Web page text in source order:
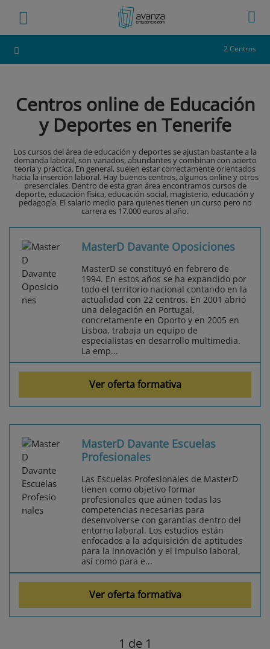
2 Centros
Centros online de Educación
y Deportes en Tenerife
Los cursos del área de educación y deportes se ajustan bastante a la
demanda laboral, son variados, abundantes y combinan con acierto
teoría y práctica. En general, suelen estar correctamente orientados
hacia la inserción laboral. Hay buenos centros, algunos online y otros
presenciales. Dentro de esta gran área encontramos cursos de
deporte, educación física, educación social, magisterio, educación y
pedagogía. El salario medio para quienes tienen un curso pero no
carrera es 17.000 euros al año.
MasterD Davante Oposiciones
MasterD se constituyó en febrero de
1994. En estos años se ha expandido por
todo el territorio nacional contando en la
actualidad con 22 centros. En 2001 abrió
una delegación en Portugal,
concretamente en Oporto y en 2005 en
Lisboa, trabaja un equipo de
especialistas en desarrollo multimedia.
La emp...
Ver oferta formativa
MasterD Davante Escuelas
Profesionales
Las Escuelas Profesionales de MasterD
tienen como objetivo formar
profesionales que aúnen todas las
competencias necesarias para
desenvolverse con garantías dentro del
entorno laboral. Los estudios están
enfocados a la adquisición de aptitudes
para la innovación y el impulso laboral,
así como para e...
Ver oferta formativa
1 de 1